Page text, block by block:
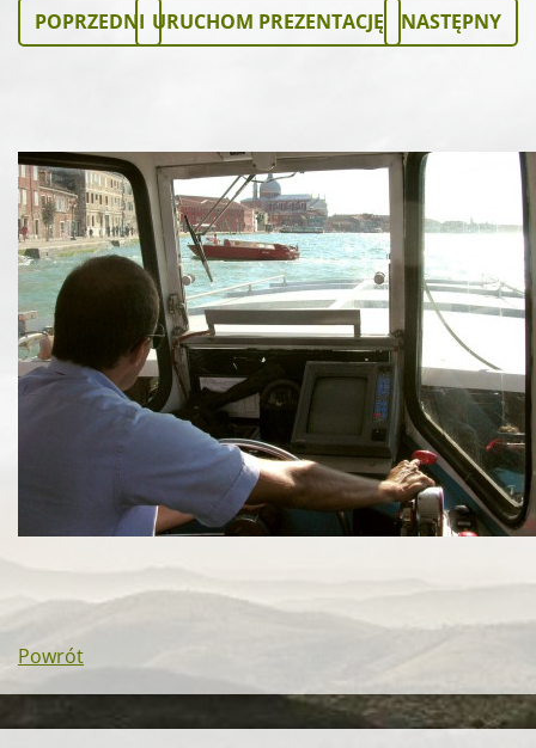
POPRZEDNI URUCHOM PREZENTACJĘ NASTĘPNY
Powrót